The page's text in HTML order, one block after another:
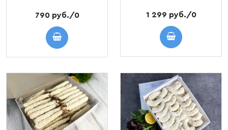
790 руб./0 1 299 руб./0